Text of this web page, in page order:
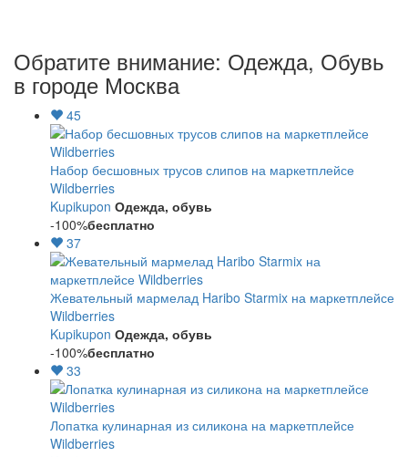
Обратите внимание: Одежда, Обувь
в городе Москва
45
Набор бесшовных трусов слипов на маркетплейсе
Wildberries
Kupikupon Одежда, обувь
-100%бесплатно
37
Жевательный мармелад Haribo Starmix на маркетплейсе
Wildberries
Kupikupon Одежда, обувь
-100%бесплатно
33
Лопатка кулинарная из силикона на маркетплейсе
Wildberries